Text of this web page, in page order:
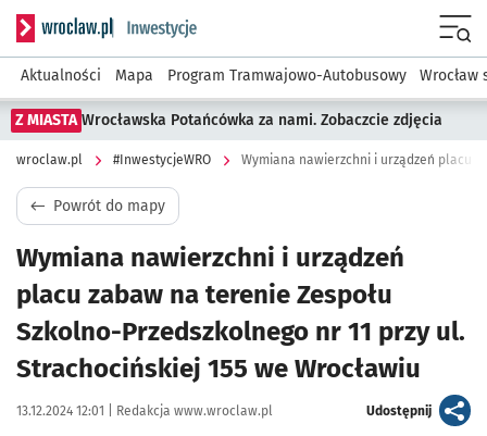
Serwis informacyjny wroclaw.pl podserwis:
Aktualności Mapa Program Tramwajowo-Autobusowy Wrocław
Z MIASTA Wrocławska Potańcówka za nami. Zobaczcie zdjęcia
wroclaw.pl #InwestycjeWRO
Powrót do mapy
Wymiana nawierzchni i urządzeń
placu zabaw na terenie Zespołu
Szkolno-Przedszkolnego nr 11 przy ul.
Strachocińskiej 155 we Wrocławiu
Data publikacji:
13.12.2024 12:01 | Autor:
Redakcja www.wroclaw.pl Udostępnijartykuł